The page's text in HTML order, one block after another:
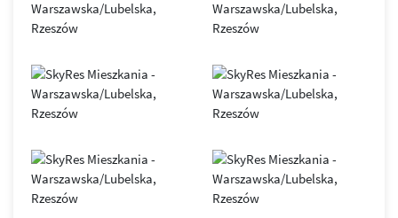
SkyRes– symbol nowoczesnego Rzeszowa i siedziba
renomowanych, międzynarodowych firm. Obiekt oferuje
sufity podwieszane, duże przeszklenia, indywidualnie
sterowane systemy klimatyzacji i wentylacji, 7
szybkobieżnych wind oraz inteligentny system BMS.
Nowoczesna infrastruktura światłowodowa gwarantuje
Biurowiec został zaprojektowany zgodnie z zasadami
zrównoważonego budownictwa, co potwierdza